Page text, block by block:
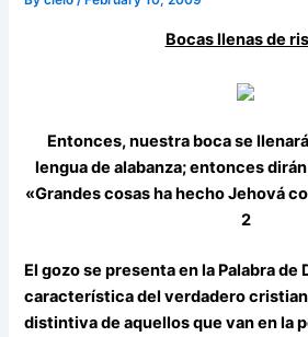
Bocas llenas de
Entonces, nuestra boca se
lengua de alabanza; entonces
«Grandes cosas ha hecho Jehová
2
El gozo se presenta en la Palabra de
característica del verdadero
distintiva de aquellos que van en la